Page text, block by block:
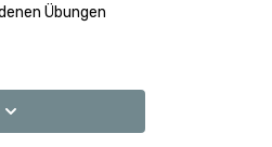
Übungen